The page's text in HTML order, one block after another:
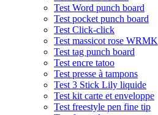
Test Word punch board
Test pocket punch board
Test Click-click
Test massicot rose WRMK
Test tag punch board
Test encre tatoo
Test presse à tampons
Test 3 Stick Lily liquide
Test kit carte et enveloppe
Test freestyle pen fine tip